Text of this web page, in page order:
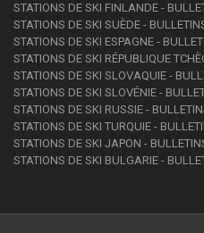
STATIONS DE SKI FINLANDE -
STATIONS DE SKI SUÈDE -
STATIONS DE SKI ESPAGNE -
STATIONS DE SKI RÉPUBLIQUE
STATIONS DE SKI SLOVAQUIE -
STATIONS DE SKI SLOVÉNIE -
STATIONS DE SKI RUSSIE -
STATIONS DE SKI TURQUIE -
STATIONS DE SKI JAPON -
STATIONS DE SKI BULGARIE -